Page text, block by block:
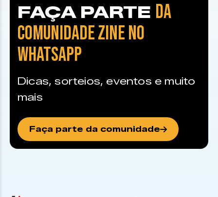
FAÇA PARTE DA
COMUNIDADE ZINE NO
WHATSAPP
Dicas, sorteios, eventos e muito
mais
Faça parte da comunidade